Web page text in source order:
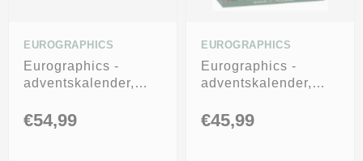
EUROGRAPHICS
Eurographics -
adventskalender,
[advent calendar,
€54,99
EUROGRAPHICS
Eurographics -
adventskalender,
calendar, christmas
€45,99